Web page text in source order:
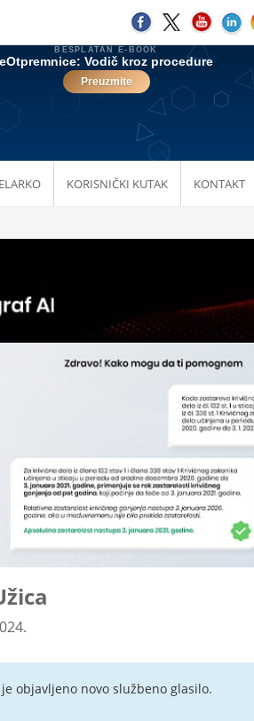
KORISNIČKI KUTAK KONTAKT
objavljeno novo službeno glasilo.